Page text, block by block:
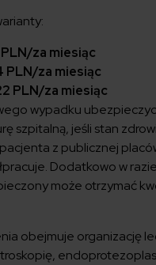
za miesiąc
PLN/za miesiąc
PLN/za miesiąc
wypadku
szpitalną, jeśli stan
z publicznej
Dodatkowo w razie
może otrzymać
obejmuje organizację